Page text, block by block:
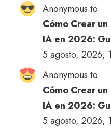
Anonymous to
Cómo Crear
IA en 2026:
5 agosto, 2026,
Anonymous to
Cómo Crear
IA en 2026:
5 agosto, 2026,